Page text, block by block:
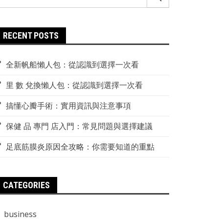
RECENT POSTS
全新帆船懶人包：從認識到選擇一次看
里 數 兌換懶人包：從認識到選擇一次看
搞懂心瓣手術：實用資訊與注意事項
保健 品 專門 店入門：常見問題與選擇建議
足底筋膜炎原因全攻略：你需要知道的重點
CATEGORIES
business